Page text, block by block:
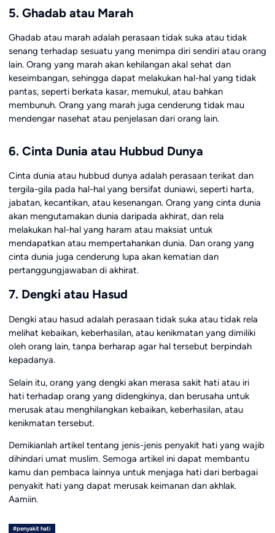
5. Ghadab atau Marah
Ghadab atau marah adalah perasaan tidak suka atau tidak
senang terhadap sesuatu yang menimpa diri sendiri atau orang
lain. Orang yang marah akan kehilangan akal sehat dan
keseimbangan, sehingga dapat melakukan hal-hal yang tidak
pantas, seperti berkata kasar, memukul, atau bahkan
membunuh. Orang yang marah juga cenderung tidak mau
mendengar nasehat atau penjelasan dari orang lain.
6. Cinta Dunia atau Hubbud Dunya
Cinta dunia atau hubbud dunya adalah perasaan terikat dan
tergila-gila pada hal-hal yang bersifat duniawi, seperti harta,
jabatan, kecantikan, atau kesenangan. Orang yang cinta dunia
akan mengutamakan dunia daripada akhirat, dan rela
melakukan hal-hal yang haram atau maksiat untuk
mendapatkan atau mempertahankan dunia. Dan orang yang
cinta dunia juga cenderung lupa akan kematian dan
pertanggungjawaban di akhirat.
7. Dengki atau Hasud
Dengki atau hasud adalah perasaan tidak suka atau tidak rela
melihat kebaikan, keberhasilan, atau kenikmatan yang dimiliki
oleh orang lain, tanpa berharap agar hal tersebut berpindah
kepadanya.
Selain itu, orang yang dengki akan merasa sakit hati atau iri
hati terhadap orang yang didengkinya, dan berusaha untuk
merusak atau menghilangkan kebaikan, keberhasilan, atau
kenikmatan tersebut.
Demikianlah artikel tentang jenis-jenis penyakit hati yang wajib
dihindari umat muslim. Semoga artikel ini dapat membantu
kamu dan pembaca lainnya untuk menjaga hati dari berbagai
penyakit hati yang dapat merusak keimanan dan akhlak.
Aamiin.
#penyakit hati